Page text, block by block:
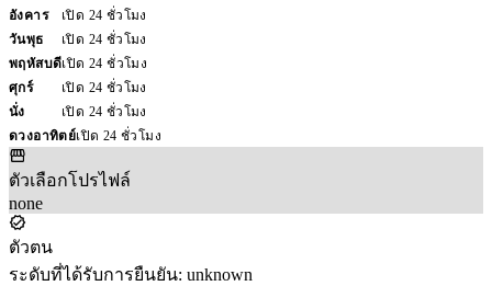
อังคาร
เปิด 24 ชั่วโมง
วันพุธ
เปิด 24 ชั่วโมง
พฤหัสบดีเปิด 24 ชั่วโมง
ศุกร์
เปิด 24 ชั่วโมง
นั่ง
เปิด 24 ชั่วโมง
ดวงอาทิตย์เปิด 24 ชั่วโมง
ตัวเลือกโปรไฟล์
none
ตัวตน
ระดับที่ได้รับการยืนยัน: unknown